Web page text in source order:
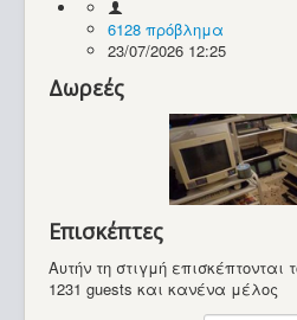
6128 πρόβλημα
23/07/2026 12:25
Δωρεές
Επισκέπτες
Αυτήν τη στιγμή επισκέπτονται
1231 guests και κανένα μέλος